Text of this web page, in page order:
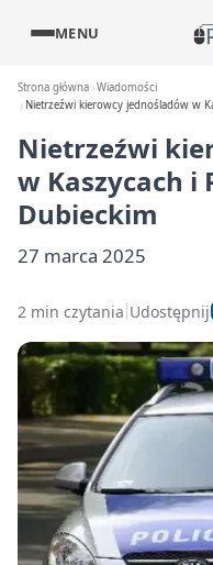
MENU
Strona główna Wiadomości
Nietrzeźwi kierowcy jednośladów w
Nietrzeźwi
w Kaszycach i
Dubieckim
27 marca 2025
2 min czytania Udostępnij